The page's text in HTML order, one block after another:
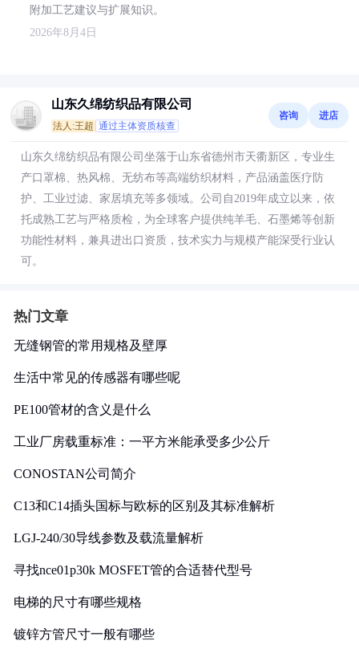
附加工艺建议与扩展知识。
2026年8月4日
山东久绵纺织品有限公司
法人:王超 通过主体资质核查
咨询 进店
山东久绵纺织品有限公司坐落于山东省德州市天衢新区，专业生
产口罩棉、热风棉、无纺布等高端纺织材料，产品涵盖医疗防
护、工业过滤、家居填充等多领域。公司自2019年成立以来，依
托成熟工艺与严格质检，为全球客户提供纯羊毛、石墨烯等创新
功能性材料，兼具进出口资质，技术实力与规模产能深受行业认
可。
热门文章
无缝钢管的常用规格及壁厚
生活中常见的传感器有哪些呢
PE100管材的含义是什么
工业厂房载重标准：一平方米能承受多少公斤
CONOSTAN公司简介
C13和C14插头国标与欧标的区别及其标准解析
LGJ-240/30导线参数及载流量解析
寻找nce01p30k MOSFET管的合适替代型号
电梯的尺寸有哪些规格
镀锌方管尺寸一般有哪些